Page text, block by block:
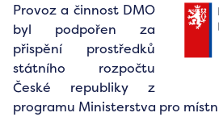
Provoz a činnost DMO
byl podpořen za
přispění prostředků
státního rozpočtu
České republiky z
programu Ministerstva pro